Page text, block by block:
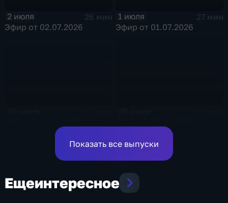
2 июля
26 мин
Эфир от 02.07.2026
1 июля
27 мин
Эфир от 01.07.2026
Показать все выпуски
Ещеинтересное